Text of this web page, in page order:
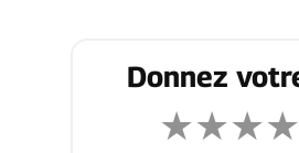
Donnez
★★★★